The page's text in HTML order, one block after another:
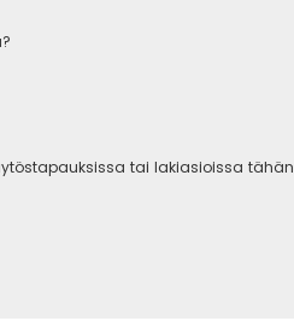
tai lakiasioissa tähän